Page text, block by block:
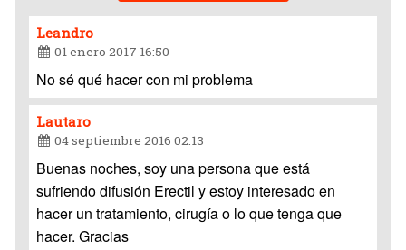
Leandro
01 enero 2017 16:50
No sé qué hacer con mi problema
Lautaro
04 septiembre 2016 02:13
Buenas noches, soy una persona que está
sufriendo difusión Erectil y estoy interesado en
hacer un tratamiento, cirugía o lo que tenga que
hacer. Gracias